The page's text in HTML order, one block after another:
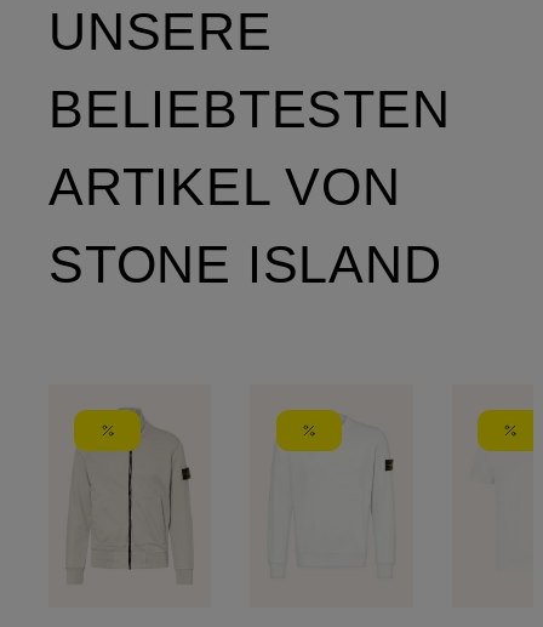
UNSERE
BELIEBTESTEN
ARTIKEL VON
STONE ISLAND